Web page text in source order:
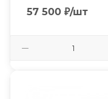
57 500 ₽/шт